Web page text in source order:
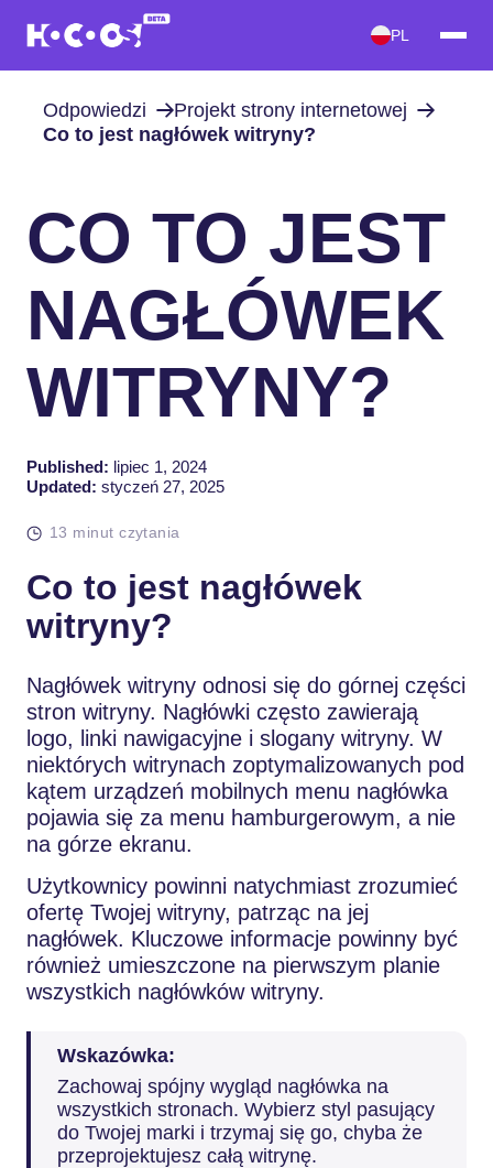
PL
Odpowiedzi
Projekt strony internetowej
Co to jest nagłówek witryny?
CO TO JEST
NAGŁÓWEK
WITRYNY?
Published: lipiec 1, 2024
Updated: styczeń 27, 2025
13 minut czytania
Co to jest nagłówek
witryny?
Nagłówek witryny odnosi się do górnej części
stron witryny. Nagłówki często zawierają
logo, linki nawigacyjne i slogany witryny. W
niektórych witrynach zoptymalizowanych pod
kątem urządzeń mobilnych menu nagłówka
pojawia się za menu hamburgerowym, a nie
na górze ekranu.
Użytkownicy powinni natychmiast zrozumieć
ofertę Twojej witryny, patrząc na jej
nagłówek. Kluczowe informacje powinny być
również umieszczone na pierwszym planie
wszystkich nagłówków witryny.
Wskazówka:
Zachowaj spójny wygląd nagłówka na
wszystkich stronach. Wybierz styl pasujący
do Twojej marki i trzymaj się go, chyba że
przeprojektujesz całą witrynę.